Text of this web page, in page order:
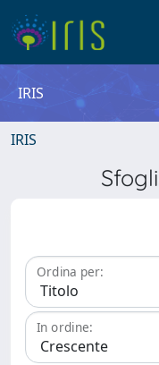
IRIS
IRIS
Ordina per:
In ordine: